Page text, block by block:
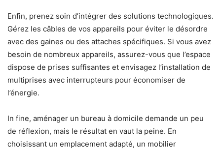
Enfin, prenez soin d’intégrer des solutions technologiques.
Gérez les câbles de vos appareils pour éviter le désordre
avec des gaines ou des attaches spécifiques. Si vous avez
besoin de nombreux appareils, assurez-vous que l’espace
dispose de prises suffisantes et envisagez l’installation de
multiprises avec interrupteurs pour économiser de
l’énergie.
In fine, aménager un bureau à domicile demande un peu
de réflexion, mais le résultat en vaut la peine. En
choisissant un emplacement adapté, un mobilier